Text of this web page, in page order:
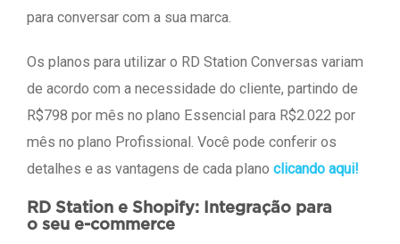
para conversar com a sua marca.
Os planos para utilizar o RD Station Conversas variam
de acordo com a necessidade do cliente, partindo de
R$798 por mês no plano Essencial para R$2.022 por
mês no plano Profissional. Você pode conferir os
detalhes e as vantagens de cada plano clicando aqui!
RD Station e Shopify: Integração para
o seu e-commerce